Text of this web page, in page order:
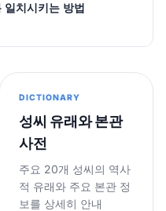
일치시키는 방법
DICTIONARY
성씨 유래와 본관
사전
주요 20개 성씨의 역사
적 유래와 주요 본관 정
보를 상세히 안내